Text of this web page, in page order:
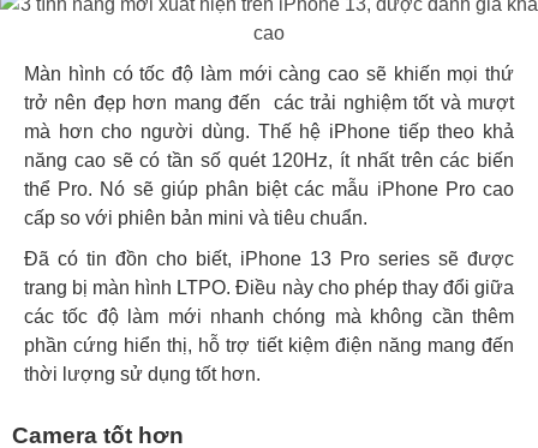
Màn hình có tốc độ làm mới càng cao sẽ khiến mọi thứ
trở nên đẹp hơn mang đến các trải nghiệm tốt và mượt
mà hơn cho người dùng. Thế hệ iPhone tiếp theo khả
năng cao sẽ có tần số quét 120Hz, ít nhất trên các biến
thể Pro. Nó sẽ giúp phân biệt các mẫu iPhone Pro cao
cấp so với phiên bản mini và tiêu chuẩn.
Đã có tin đồn cho biết, iPhone 13 Pro series sẽ được
trang bị màn hình LTPO. Điều này cho phép thay đổi giữa
các tốc độ làm mới nhanh chóng mà không cần thêm
phần cứng hiển thị, hỗ trợ tiết kiệm điện năng mang đến
thời lượng sử dụng tốt hơn.
Camera tốt hơn